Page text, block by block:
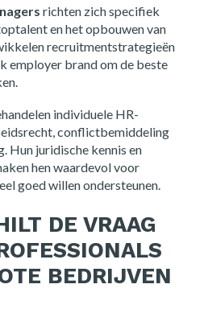
richten zich specifiek
en het opbouwen van
recruitmentstrategieën
employer brand om de beste
individuele HR-
conflictbemiddeling
Hun juridische kennis en
hen waardevol voor
goed willen ondersteunen.
DE VRAAG
BEDRIJVEN